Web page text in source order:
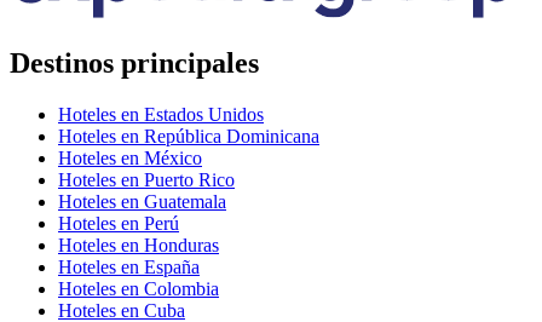
Destinos principales
Hoteles en Estados Unidos
Hoteles en República Dominicana
Hoteles en México
Hoteles en Puerto Rico
Hoteles en Guatemala
Hoteles en Perú
Hoteles en Honduras
Hoteles en España
Hoteles en Colombia
Hoteles en Cuba